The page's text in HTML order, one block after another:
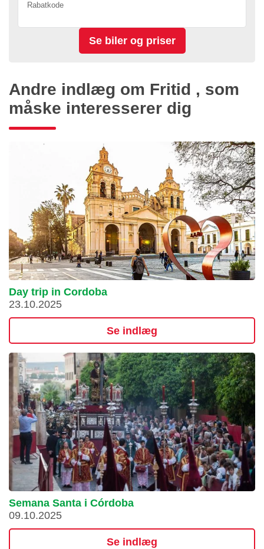
Rabatkode
Andre indlæg om Fritid , som
måske interesserer dig
Day trip in Cordoba
23.10.2025
Se indlæg
Semana Santa i Córdoba
09.10.2025
Se indlæg